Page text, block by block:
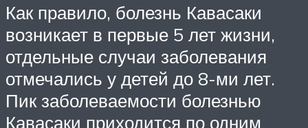
Как правило, болезнь Кавасаки
возникает в первые 5 лет жизни,
отдельные случаи заболевания
отмечались у детей до 8-ми лет.
Пик заболеваемости болезнью
Кавасаки приходится по одним